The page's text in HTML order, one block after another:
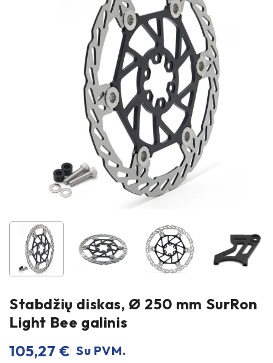
Stabdžių diskas, Ø 250 mm SurRon
Light Bee galinis
105,27€ Su PVM.